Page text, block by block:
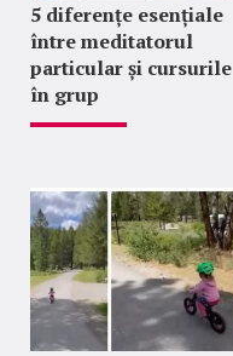
5 diferențe esențiale
între meditatorul
particular și cursurile
în grup